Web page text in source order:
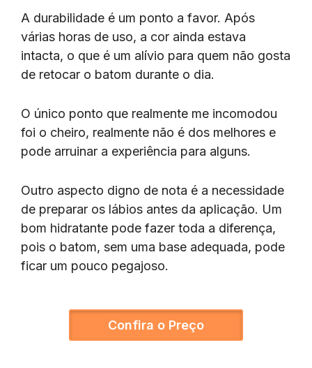
A durabilidade é um ponto a favor. Após
várias horas de uso, a cor ainda estava
intacta, o que é um alívio para quem não gosta
de retocar o batom durante o dia.
O único ponto que realmente me incomodou
foi o cheiro, realmente não é dos melhores e
pode arruinar a experiência para alguns.
Outro aspecto digno de nota é a necessidade
de preparar os lábios antes da aplicação. Um
bom hidratante pode fazer toda a diferença,
pois o batom, sem uma base adequada, pode
ficar um pouco pegajoso.
Confira o Preço